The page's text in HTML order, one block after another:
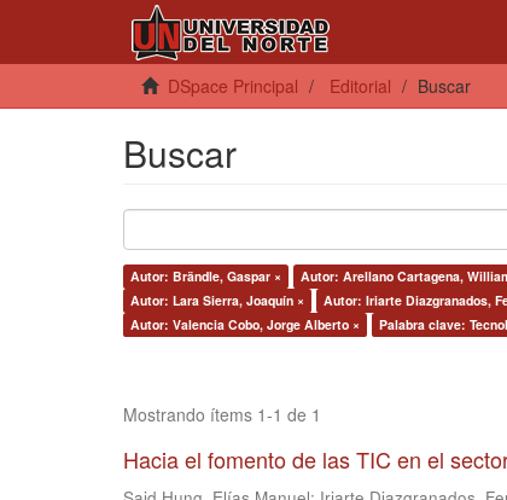
DSpace Principal Editorial Buscar
Buscar
Autor: Brändle, Gaspar × Autor: Arellano Cartagena,
Autor: Lara Sierra, Joaquín ×
Autor: Iriarte Diazgranados,
Autor: Valencia Cobo, Jorge Alberto ×
Palabra clave:
Mostrando ítems 1-1 de 1
Hacia el fomento de las TIC en el